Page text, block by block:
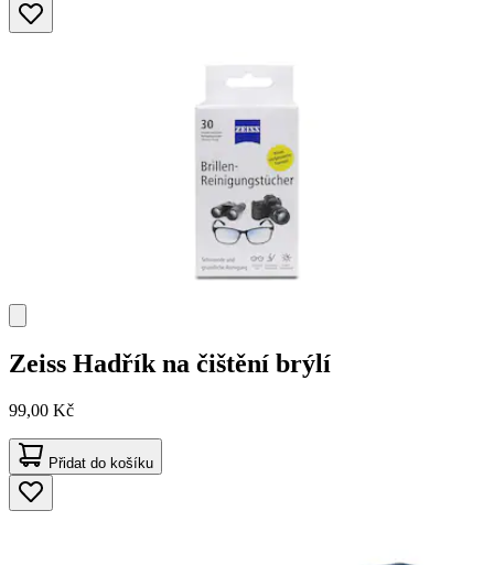
Zeiss Hadřík na čištění brýlí
99,00 Kč
Přidat do košíku